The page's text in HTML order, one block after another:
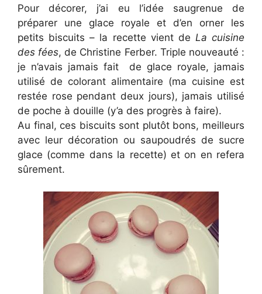
Pour décorer, j’ai eu l’idée saugrenue de
préparer une glace royale et d’en orner les
petits biscuits – la recette vient de La cuisine
des fées, de Christine Ferber. Triple nouveauté :
je n’avais jamais fait de glace royale, jamais
utilisé de colorant alimentaire (ma cuisine est
restée rose pendant deux jours), jamais utilisé
de poche à douille (y’a des progrès à faire).
Au final, ces biscuits sont plutôt bons, meilleurs
avec leur décoration ou saupoudrés de sucre
glace (comme dans la recette) et on en refera
sûrement.